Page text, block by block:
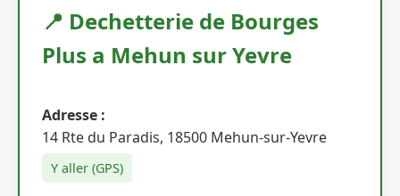
📍 Dechetterie de Bourges
Plus a Mehun sur Yevre
Adresse :
14 Rte du Paradis, 18500 Mehun-sur-Yevre
Y aller (GPS)